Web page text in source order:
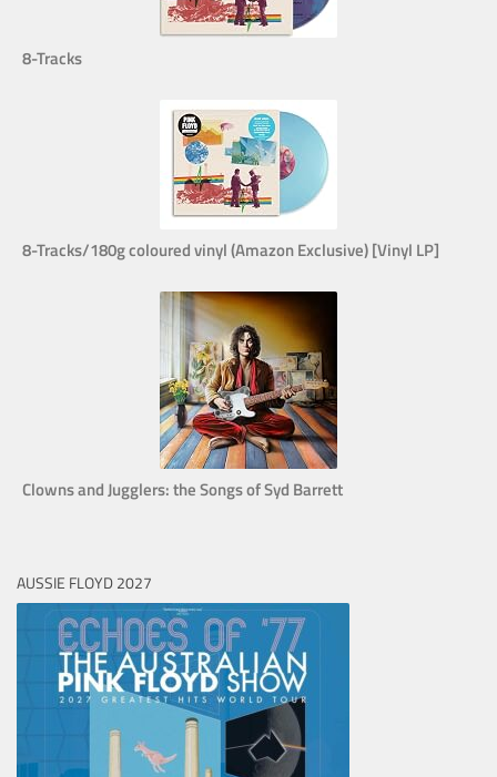
8-Tracks
8-Tracks/180g coloured vinyl (Amazon Exclusive) [Vinyl LP]
Clowns and Jugglers: the Songs of Syd Barrett
AUSSIE FLOYD 2027